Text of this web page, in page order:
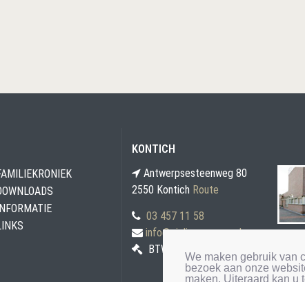
We maken gebruik van
bezoek aan onze
maken. Uiteraard kan u
KONTICH
Antwerpsesteenweg 80
2550 Kontich Route
03 457 11 58
info@gielis-veremans.be
BTW BE0871 030 207